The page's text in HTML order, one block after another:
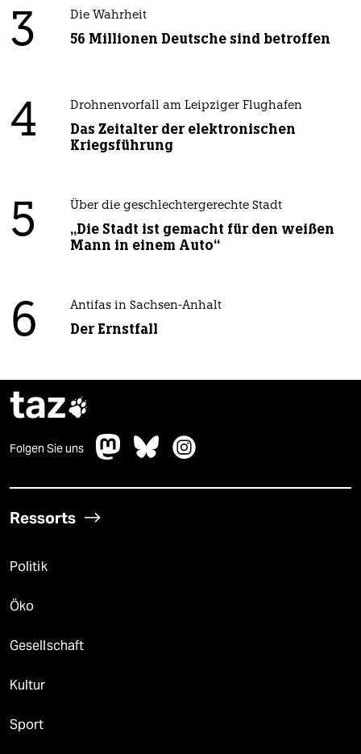
3 Die Wahrheit
56 Millionen Deutsche sind betroffen
4 Drohnenvorfall am Leipziger Flughafen
Das Zeitalter der elektronischen
Kriegsführung
5 Über die geschlechtergerechte Stadt
„Die Stadt ist gemacht für den weißen
Mann in einem Auto“
6 Antifas in Sachsen-Anhalt
Der Ernstfall
taz
Folgen Sie uns
Ressorts
Politik
Öko
Gesellschaft
Kultur
Sport